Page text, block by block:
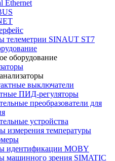
Ethernet
телеметрии SINAUT ST7
оборудование
выключатели
ПИД-регуляторы
преобразователи для
устройства
измерения температуры
идентификации MOBY
машинного зрения SIMATIC